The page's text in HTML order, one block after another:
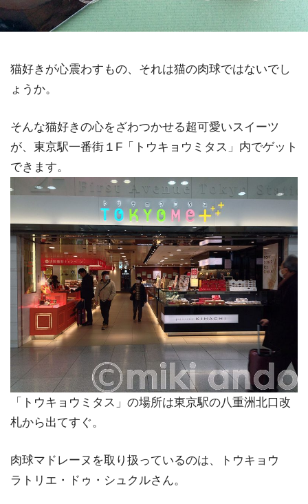
猫好きが心震わすもの、それは猫の肉球ではないでし
ょうか。
そんな猫好きの心をざわつかせる超可愛いスイーツ
が、東京駅一番街１F「トウキョウミタス」内でゲット
できます。
「トウキョウミタス」の場所は東京駅の八重洲北口改
札から出てすぐ。
肉球マドレーヌを取り扱っているのは、トウキョウ
ラトリエ・ドゥ・シュクルさん。